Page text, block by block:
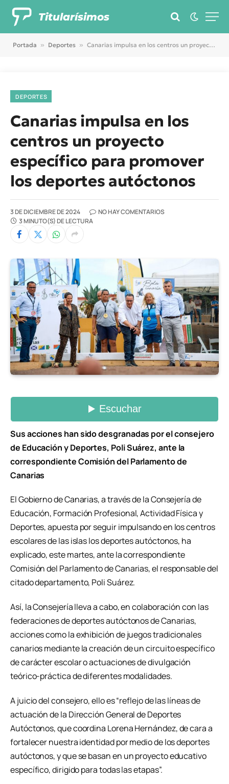
Titularísimos
Portada » Deportes » Canarias impulsa en los centros un proyecto específico para promover los deportes autóctonos
DEPORTES
Canarias impulsa en los
centros un proyecto
específico para promover
los deportes autóctonos
3 DE DICIEMBRE DE 2024
NO HAY COMENTARIOS
3 MINUTO(S) DE LECTURA
Sus acciones han sido desgranadas por el consejero
de Educación y Deportes, Poli Suárez, ante la
correspondiente Comisión del Parlamento de
Canarias
El Gobierno de Canarias, a través de la Consejería de
Educación, Formación Profesional, Actividad Física y
Deportes, apuesta por seguir impulsando en los centros
escolares de las islas los deportes autóctonos, ha
explicado, este martes, ante la correspondiente
Comisión del Parlamento de Canarias, el responsable del
citado departamento, Poli Suárez.
Así, la Consejería lleva a cabo, en colaboración con las
federaciones de deportes autóctonos de Canarias,
acciones como la exhibición de juegos tradicionales
canarios mediante la creación de un circuito específico
de carácter escolar o actuaciones de divulgación
teórico-práctica de diferentes modalidades.
A juicio del consejero, ello es “reflejo de las líneas de
actuación de la Dirección General de Deportes
Autóctonos, que coordina Lorena Hernández, de cara a
fortalecer nuestra identidad por medio de los deportes
autóctonos, y que se basan en un proyecto educativo
específico, dirigido para todas las etapas”.